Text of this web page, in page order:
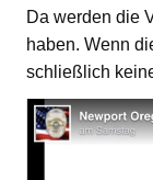
Da werden die
haben. Wenn
schließlich